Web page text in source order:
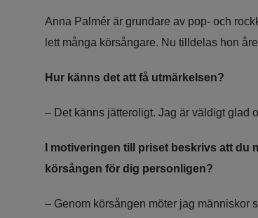
Anna Palmér är grundare av pop- och
lett många körsångare. Nu tilldelas hon
Hur känns det att få utmärkelsen?
– Det känns jätteroligt. Jag är väldigt glad
I motiveringen till priset beskrivs att
körsången för dig personligen?
– Genom körsången möter jag människor